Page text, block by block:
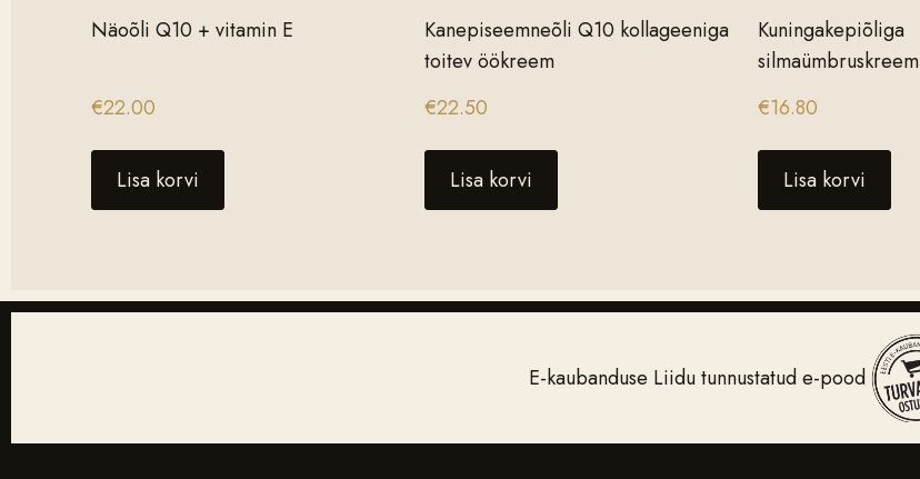
Näoõli Q10 + vitamin E
€22.00
Lisa korvi
Kanepiseemneõli Q10 kollageeniga
toitev öökreem
€22.50
Lisa korvi
Kuningakepiõliga
silmaümbruskreem
€16.80
Lisa korvi
E-kaubanduse Liidu tunnustatud e-pood